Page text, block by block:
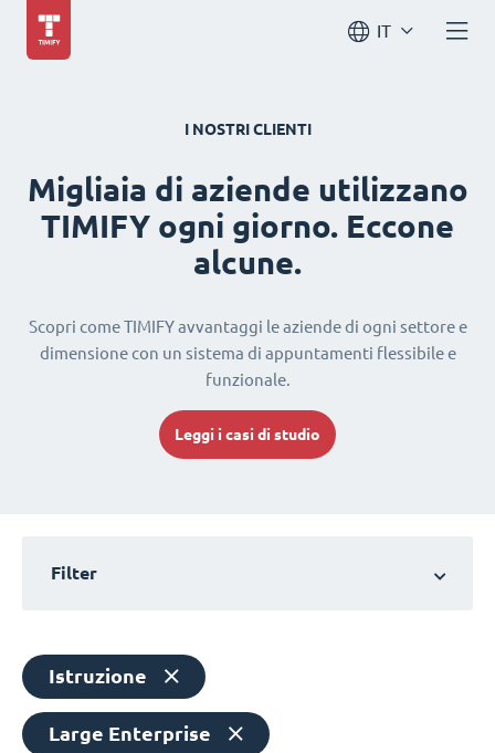
IT
I NOSTRI CLIENTI
Migliaia di aziende utilizzano
TIMIFY ogni giorno. Eccone
alcune.
Scopri come TIMIFY avvantaggi le aziende di ogni settore e
dimensione con un sistema di appuntamenti flessibile e
funzionale.
Leggi i casi di studio
Filter
Istruzione
Large Enterprise